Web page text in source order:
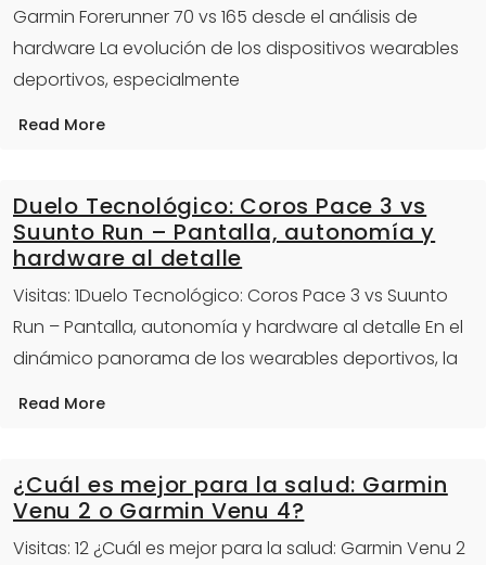
Garmin Forerunner 70 vs 165 desde el análisis de
hardware La evolución de los dispositivos wearables
deportivos, especialmente
Read More
Duelo Tecnológico: Coros Pace 3 vs
Suunto Run – Pantalla, autonomía y
hardware al detalle
Visitas: 1Duelo Tecnológico: Coros Pace 3 vs Suunto
Run – Pantalla, autonomía y hardware al detalle En el
dinámico panorama de los wearables deportivos, la
Read More
¿Cuál es mejor para la salud: Garmin
Venu 2 o Garmin Venu 4?
Visitas: 12 ¿Cuál es mejor para la salud: Garmin Venu 2